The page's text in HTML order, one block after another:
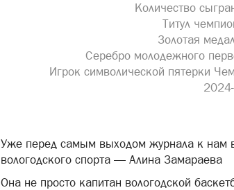
Количество
Титул
Золотая
Серебро молодежного
Игрок символической пятерки
Уже перед самым выходом журнала к нам
вологодского спорта — Алина Замараева
Она не просто капитан вологодской